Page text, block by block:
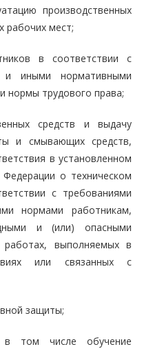
производственных
рабочих мест;
в соответствии с
и иными нормативными
нормы трудового права;
средств и выдачу
и смывающих средств,
в установленном
о техническом
с требованиями
нормами работникам,
и (или) опасными
выполняемых в
или связанных с
защиты;
том числе обучение